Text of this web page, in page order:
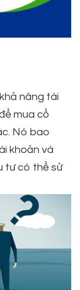
năng tài
mua cổ
Nó bao
khoản và
tư có thể sử